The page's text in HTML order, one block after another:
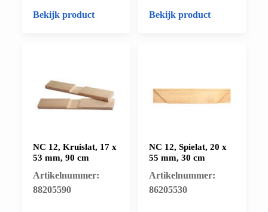
Bekijk product Bekijk product
NC 12, Kruislat, 17 x
53 mm, 90 cm
Artikelnummer:
88205590
NC 12, Spielat, 20 x
55 mm, 30 cm
Artikelnummer:
86205530